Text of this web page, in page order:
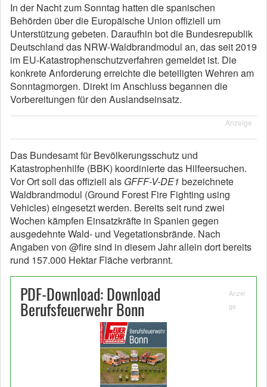
In der Nacht zum Sonntag hatten die spanischen
Behörden über die Europäische Union offiziell um
Unterstützung gebeten. Daraufhin bot die Bundesrepublik
Deutschland das NRW-Waldbrandmodul an, das seit 2019
im EU-Katastrophenschutzverfahren gemeldet ist. Die
konkrete Anforderung erreichte die beteiligten Wehren am
Sonntagmorgen. Direkt im Anschluss begannen die
Vorbereitungen für den Auslandseinsatz.
Anzeige
Das Bundesamt für Bevölkerungsschutz und
Katastrophenhilfe (BBK) koordinierte das Hilfeersuchen.
Vor Ort soll das offiziell als GFFF-V-DE1 bezeichnete
Waldbrandmodul (Ground Forest Fire Fighting using
Vehicles) eingesetzt werden. Bereits seit rund zwei
Wochen kämpfen Einsatzkräfte in Spanien gegen
ausgedehnte Wald- und Vegetationsbrände. Nach
Angaben von @fire sind in diesem Jahr allein dort bereits
rund 157.000 Hektar Fläche verbrannt.
PDF-Download: Download
Berufsfeuerwehr Bonn
Anzei
ge